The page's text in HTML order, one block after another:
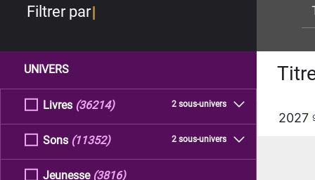
Filtrer par
UNIVERS
Livres 2 sous-univers
(36214)
Sons 2 sous-univers
(11352)
Jeunesse (3816)
2027